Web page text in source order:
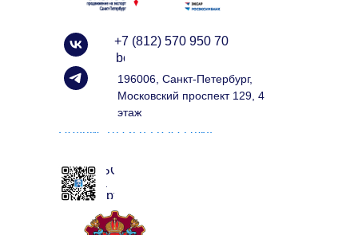
196006, Санкт-Петербург,
Московский проспект 129, 4
этаж
+7 (812) 570 950 70
info@spbexport.ru
Подписаться на рассылку
ЧАТ БОТ
клуба
экспортёров